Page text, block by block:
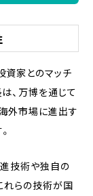
資家とのマッチ
、万博を通じて
外市場に進出す
技術や独自の
れらの技術が国